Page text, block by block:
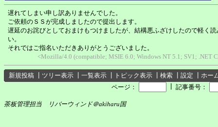
遅れてしまい申し訳ありませんでした。
ご依頼のＳＳが完成しましたので提出します。
遅延のお詫びとしておまけもつけましたが、結構悪ふざけしたので軽く
い。
それではご指名いただきありがとうございました。
<Mozilla/4.0 (compatible; MSIE 6.0; Windows NT 5.1; SV1; .NET
新規投稿 ツリー表示 一覧表示 トピック表示 検索 設定
ホー
ページ：
記事番号：
茶板管理担当 リバーウィンド＠akiharu国